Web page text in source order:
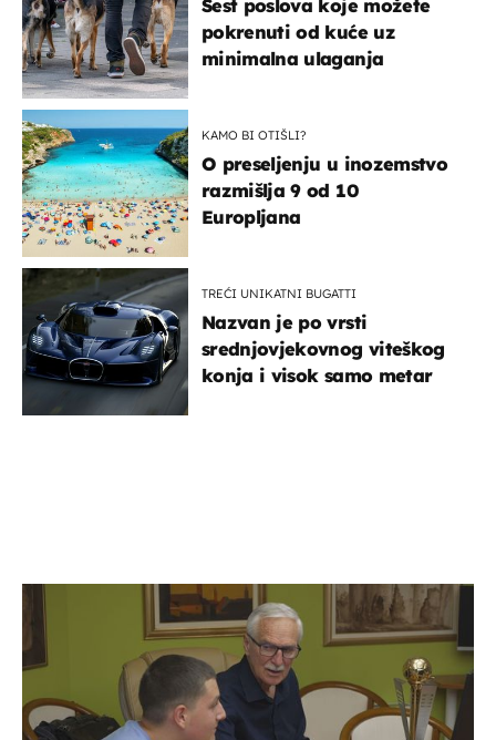
Šest poslova koje možete
pokrenuti od kuće uz
minimalna ulaganja
KAMO BI OTIŠLI?
O preseljenju u inozemstvo
razmišlja 9 od 10
Europljana
TREĆI UNIKATNI BUGATTI
Nazvan je po vrsti
srednjovjekovnog viteškog
konja i visok samo metar